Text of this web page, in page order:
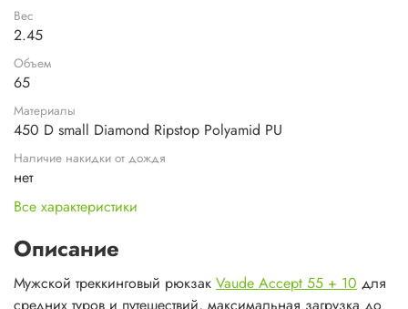
Вес
2.45
Объем
65
Материалы
450 D small Diamond Ripstop Polyamid PU
Наличие накидки от дождя
нет
Все характеристики
Описание
Мужской треккинговый рюкзак Vaude Accept 55 + 10 для